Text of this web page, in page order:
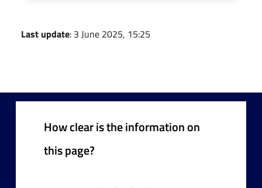
Last update: 3 June 2025, 15:25
How clear is the information on
this page?